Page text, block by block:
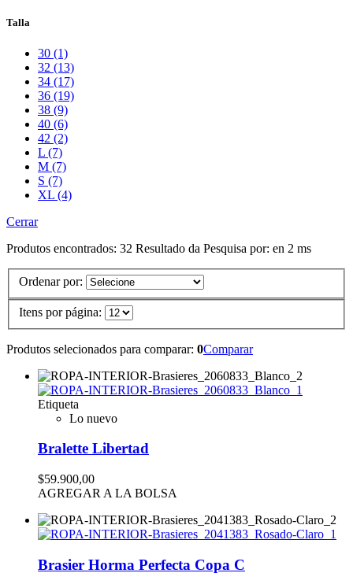
Talla
30 (1)
32 (13)
34 (17)
36 (19)
38 (9)
40 (6)
42 (2)
L (7)
M (7)
S (7)
XL (4)
Cerrar
Produtos encontrados: 32 Resultado da Pesquisa por: en 2 ms
Ordenar por:
Itens por página:
Produtos selecionados para comparar: 0Comparar
Etiqueta
Lo nuevo
Bralette Libertad
$59.900,00
AGREGAR A LA BOLSA
Brasier Horma Perfecta Copa C